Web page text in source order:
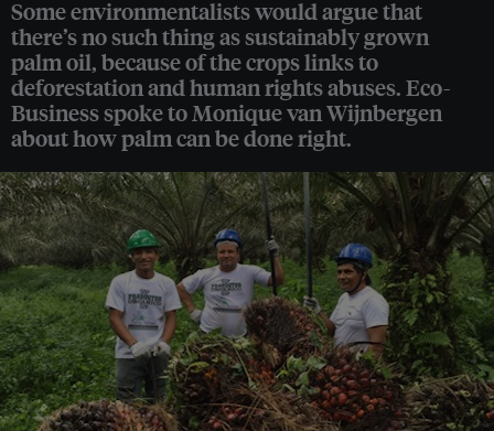
Some environmentalists would argue that
there’s no such thing as sustainably grown
palm oil, because of the crops links to
deforestation and human rights abuses. Eco-
Business spoke to Monique van Wijnbergen
about how palm can be done right.